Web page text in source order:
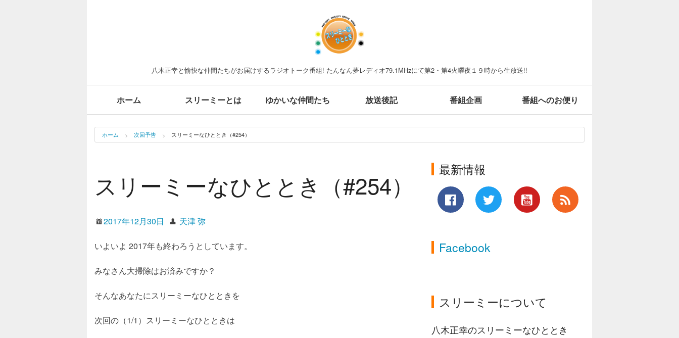
八木正幸と愉快な仲間たちがお届けするラジオトーク番組! たんなん夢レディオ79.1MHzにて第2・第4火曜夜１９時から生放送!!
ホーム スリーミーとは ゆかいな仲間たち 放送後記 番組企画 番組へのお便り
ホーム 次回予告 スリーミーなひととき（#254）
スリーミーなひととき（#254）
2017年12月30日 天津 弥
いよいよ 2017年も終わろうとしています。
みなさん大掃除はお済みですか？
そんなあなたにスリーミーなひとときを
次回の（1/1）スリーミーなひとときは
最新情報
Facebook
スリーミーについて
八木正幸のスリーミーなひととき